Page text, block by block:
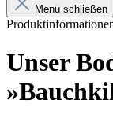
Menü schließen
Unser